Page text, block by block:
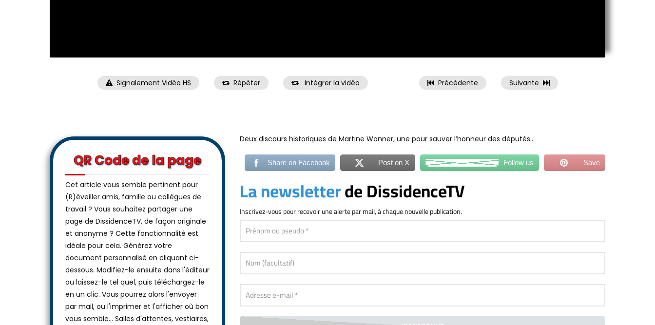
Signalement Vidéo HS Répéter Intégrer la vidéo Précédente Suivante
Deux discours historiques de Martine Wonner, une pour sauver l’honneur des députés…
Share on Facebook Post on X
La newsletterde DissidenceTV
Inscrivez-vouspour recevoir une alerte par mail, à chaque nouvelle publication.
QR Code de la page
Cet article vous semble pertinent pour
(R)éveiller amis, famille ou collègues de
travail ? Vous souhaitez partager une
page de DissidenceTV, de façon originale
et anonyme ? Cette fonctionnalité est
idéale pour cela. Générez votre
document personnalisé en cliquant ci-
dessous. Modifiez-le ensuite dans l'éditeur
ou laissez-le tel quel, puis téléchargez-le
en un clic. Vous pourrez alors l'envoyer